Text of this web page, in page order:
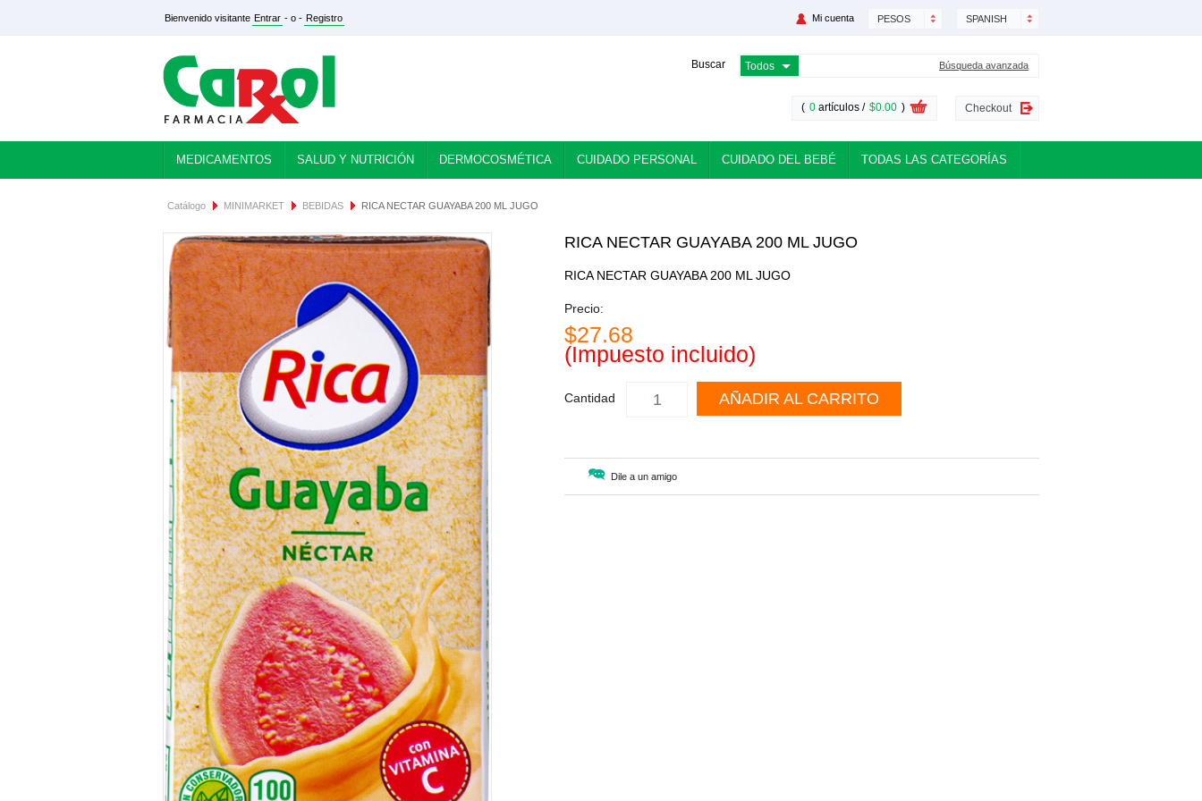
Bienvenido visitante Entrar - o - Registro SPANISH
PESOS
Mi cuenta
Buscar Búsqueda avanzada
( 0 artículos / $0.00 ) Checkout
MEDICAMENTOS SALUD Y NUTRICIÓN DERMOCOSMÉTICA CUIDADO PERSONAL CUIDADO DEL BEBÉ TODAS LAS CATEGORÍAS
Catálogo MINIMARKET BEBIDAS RICA NECTAR GUAYABA 200 ML JUGO
RICA NECTAR GUAYABA 200 ML JUGO
RICA NECTAR GUAYABA 200 ML JUGO
Precio:
$27.68
(Impuesto incluido)
Cantidad AÑADIR AL CARRITO
Dile a un amigo